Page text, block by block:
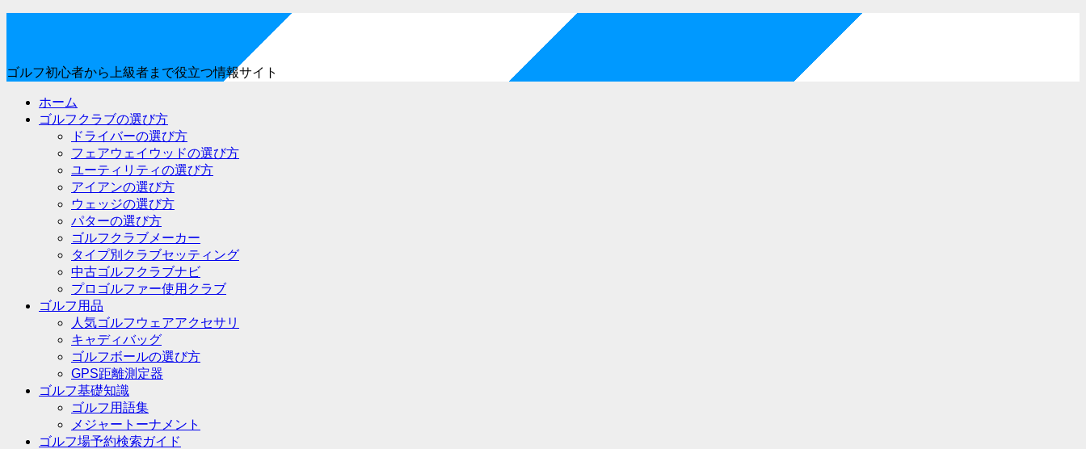
ゴルフ初心者から上級者まで役立つ情報サイト
ホーム
ゴルフクラブの選び方
ドライバーの選び方
フェアウェイウッドの選び方
ユーティリティの選び方
アイアンの選び方
ウェッジの選び方
パターの選び方
ゴルフクラブメーカー
タイプ別クラブセッティング
中古ゴルフクラブナビ
プロゴルファー使用クラブ
ゴルフ用品
人気ゴルフウェアアクセサリ
キャディバッグ
ゴルフボールの選び方
GPS距離測定器
ゴルフ基礎知識
ゴルフ用語集
メジャートーナメント
ゴルフ場予約検索ガイド